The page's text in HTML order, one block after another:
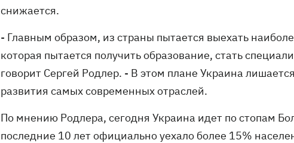
снижается.
- Главным образом, из страны пытается выехать
которая пытается получить образование, стать
говорит Сергей Родлер. - В этом плане Украина
развития самых современных отраслей.
По мнению Родлера, сегодня Украина идет по стопам
последние 10 лет официально уехало более 15%